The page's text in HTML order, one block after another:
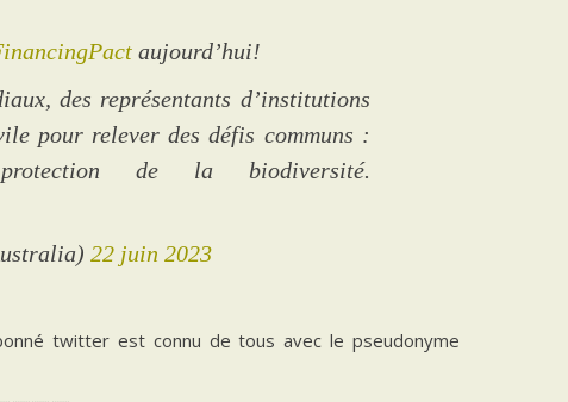
aujourd’hui!
des représentants d’institutions
pour relever des défis communs :
de la biodiversité.
22 juin 2023
twitter est connu de tous avec le pseudonyme